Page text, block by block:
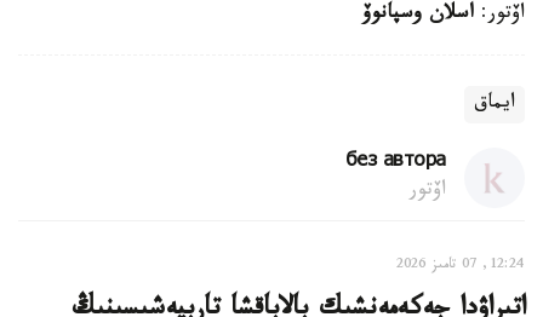
اۆتور: اسلان وسپانوۆ
ايماق
без автора
اۆتور
12:24, 07 تامىز 2026